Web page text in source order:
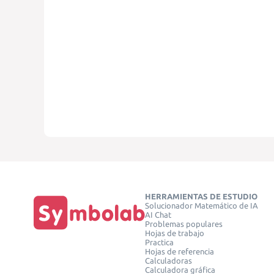
HERRAMIENTAS DE ESTUDIO
Solucionador Matemático de IA
AI Chat
Problemas populares
Hojas de trabajo
Practica
Hojas de referencia
Calculadoras
Calculadora gráfica